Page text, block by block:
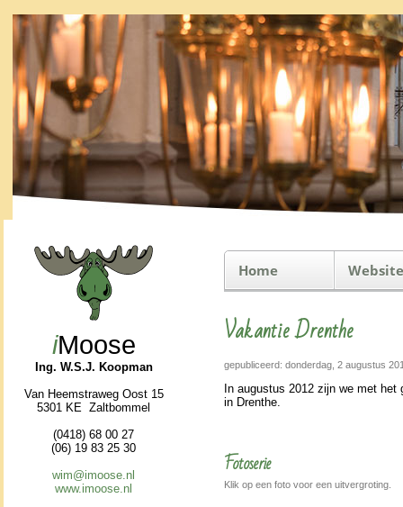
iMoose
Ing. W.S.J. Koopman
Van Heemstraweg Oost 15
5301 KE Zaltbommel
(0418) 68 00 27
(06) 19 83 25 30
wim@imoose.nl
www.imoose.nl
Home
Vakantie Drenthe
gepubliceerd: donderdag, 2 augustus
In au­gus­tus 2012 zijn we met
in Drenthe.
Fotoserie
Klik op een foto voor een uitvergroting.